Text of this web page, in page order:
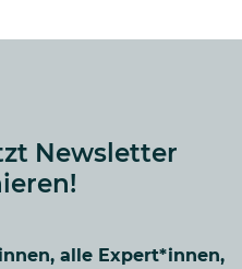
Newsletter
alle Expert*innen,